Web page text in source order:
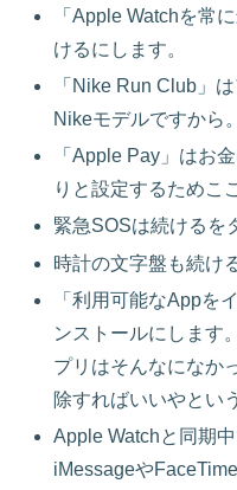
「Apple Watchを常
けるにします。
「Nike Run Club」
Nikeモデルですから
「Apple Pay」はお
りと設定するためこ
緊急SOSは続けるを
時計の文字盤も続け
「利用可能なAppを
ンストールにします
プリはそんなになか
除すればいいやとい
Apple Watchと同期
iMessageや